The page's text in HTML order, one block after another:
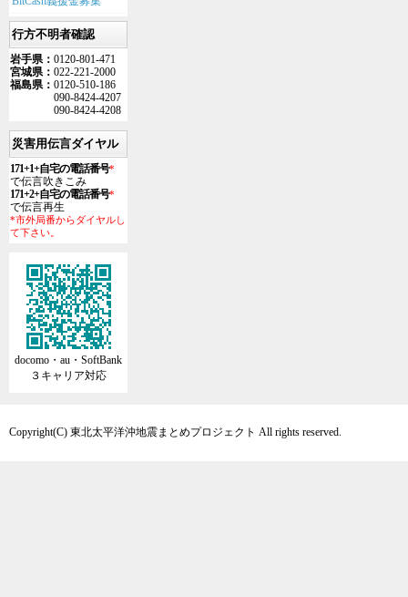
行方不明者確認
岩手県： 0120-801-471
宮城県： 022-221-2000
福島県： 0120-510-186
090-8424-4207
090-8424-4208
災害用伝言ダイヤル
171+1+自宅の電話番号*
で伝言吹きこみ
171+2+自宅の電話番号*
で伝言再生
*市外局番からダイヤルし
て下さい。
docomo・au・SoftBank
３キャリア対応
Copyright(C) 東北太平洋沖地震まとめプロジェクト All rights reserved.